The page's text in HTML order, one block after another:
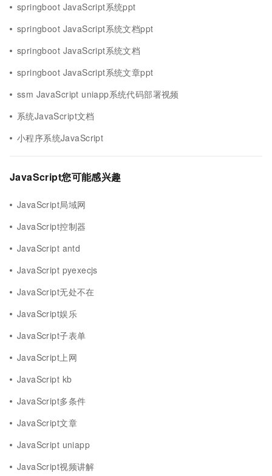
springboot JavaScript系统ppt
springboot JavaScript系统文档ppt
springboot JavaScript系统文档
springboot JavaScript系统文章ppt
ssm JavaScript uniapp系统代码部署视频
系统JavaScript文档
小程序系统JavaScript
JavaScript您可能感兴趣
JavaScript局域网
JavaScript控制器
JavaScript antd
JavaScript pyexecjs
JavaScript无处不在
JavaScript娱乐
JavaScript子表单
JavaScript上网
JavaScript kb
JavaScript多条件
JavaScript文章
JavaScript uniapp
JavaScript视频讲解